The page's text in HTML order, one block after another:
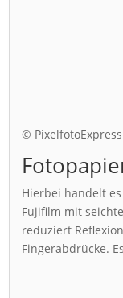
© PixelfotoExpress
Hierbei handelt
Fujifilm mit
reduziert
Fingerabdrücke.